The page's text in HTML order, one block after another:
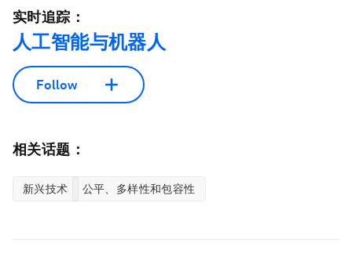
实时追踪：
人工智能与机器人
Follow
相关话题：
新兴技术 公平、多样性和包容性